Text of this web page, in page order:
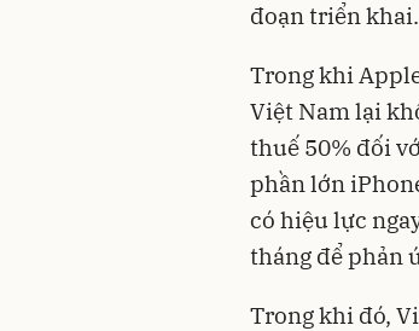
đoạn triển khai.
Trong khi
Việt Nam lại
thuế 50% đối
phần lớn
có hiệu lực
tháng để phản
Trong khi đó,